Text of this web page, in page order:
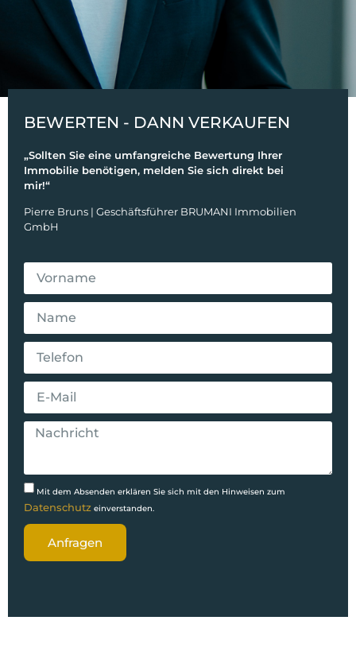
BEWERTEN - DANN VERKAUFEN
„Sollten Sie eine umfangreiche Bewertung Ihrer
Immobilie benötigen, melden Sie sich direkt bei
mir!“
Pierre Bruns | Geschäftsführer BRUMANI Immobilien
GmbH
Mit dem Absenden erklären Sie sich mit den Hinweisen zum
Datenschutz einverstanden.
Anfragen